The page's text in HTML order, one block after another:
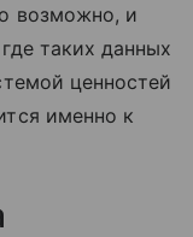
возможно, и
таких данных
ценностей
именно к